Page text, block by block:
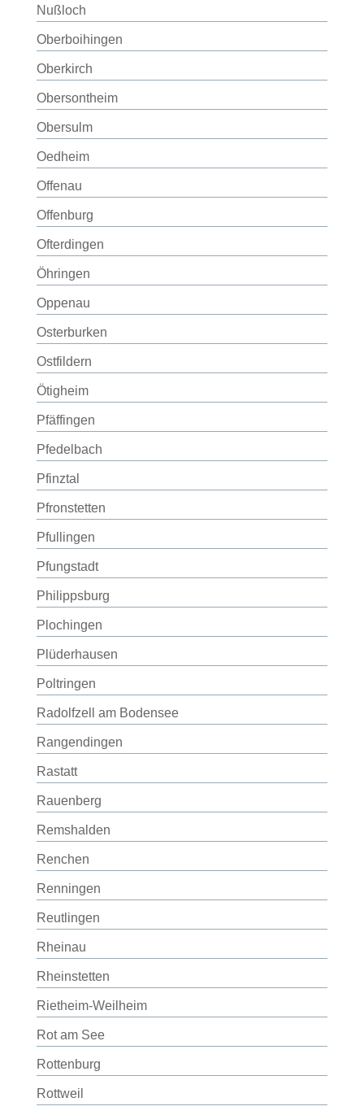
Nußloch
Oberboihingen
Oberkirch
Obersontheim
Obersulm
Oedheim
Offenau
Offenburg
Ofterdingen
Öhringen
Oppenau
Osterburken
Ostfildern
Ötigheim
Pfäffingen
Pfedelbach
Pfinztal
Pfronstetten
Pfullingen
Pfungstadt
Philippsburg
Plochingen
Plüderhausen
Poltringen
Radolfzell am Bodensee
Rangendingen
Rastatt
Rauenberg
Remshalden
Renchen
Renningen
Reutlingen
Rheinau
Rheinstetten
Rietheim-Weilheim
Rot am See
Rottenburg
Rottweil